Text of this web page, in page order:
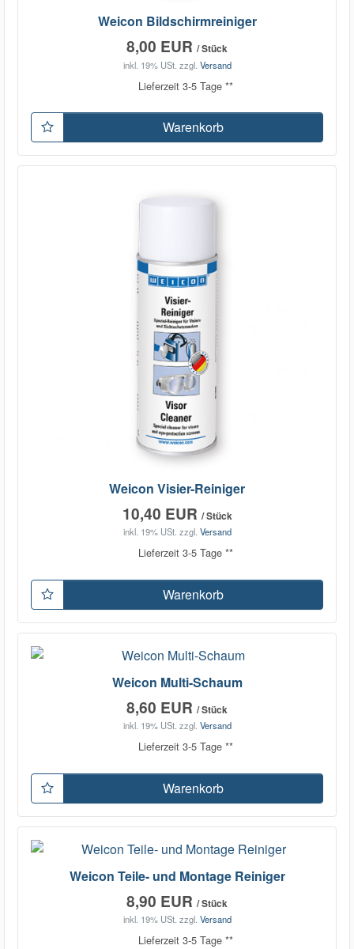
Weicon Bildschirmreiniger
8,00 EUR / Stück
inkl. 19% USt. zzgl. Versand
Lieferzeit 3-5 Tage **
Warenkorb
Weicon Visier-Reiniger
10,40 EUR / Stück
inkl. 19% USt. zzgl. Versand
Lieferzeit 3-5 Tage **
Warenkorb
Weicon Multi-Schaum
8,60 EUR / Stück
inkl. 19% USt. zzgl. Versand
Lieferzeit 3-5 Tage **
Warenkorb
Weicon Teile- und Montage Reiniger
8,90 EUR / Stück
inkl. 19% USt. zzgl. Versand
Lieferzeit 3-5 Tage **